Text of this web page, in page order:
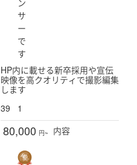
ン
サ
ー
で
す
HP内に載せる新卒採用や宣伝
映像を高クオリティで撮影編集
します
39
1
80,000 円~ 内容